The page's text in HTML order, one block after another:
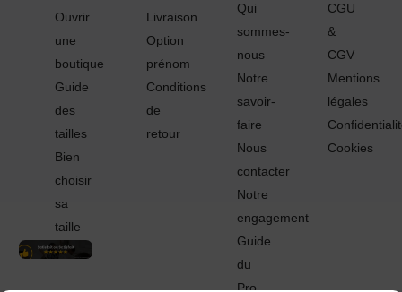
Ouvrir
une
boutique
Guide
des
tailles
Bien
choisir
sa
taille
Livraison
Option
prénom
Conditions
de
retour
Qui
sommes-
nous
Notre
savoir-
faire
Nous
contacter
Notre
engagement
Guide
du
Pro
CGU
&
CGV
Mentions
légales
Cookies